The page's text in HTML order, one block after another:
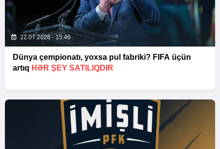
22.07.2026 - 15:46
Dünya çempionatı, yoxsa pul fabriki? FIFA üçün
artıq HƏR ŞEY SATILIQDIR